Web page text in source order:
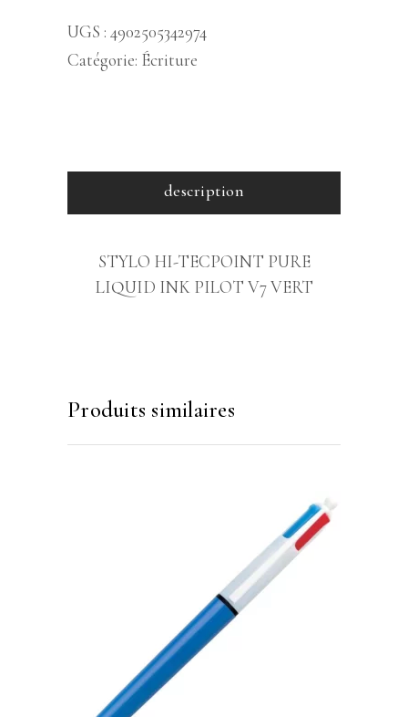
UGS : 4902505342974
Catégorie: Écriture
description
STYLO HI-TECPOINT PURE
LIQUID INK PILOT V7 VERT
Produits similaires